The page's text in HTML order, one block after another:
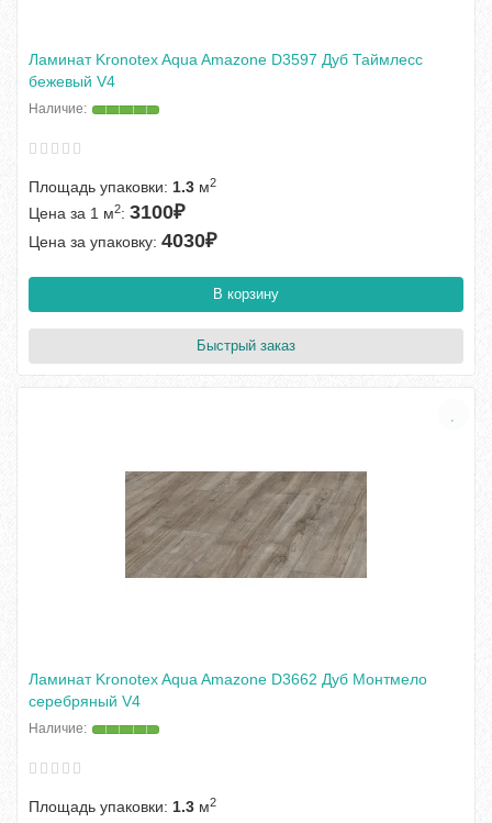
Ламинат Kronotex Aqua Amazone D3597 Дуб Таймлесс
бежевый V4
Площадь упаковки: 1.3 м2
Цена за 1 м2: 3100₽
Цена за упаковку: 4030₽
В корзину
Быстрый заказ
Ламинат Kronotex Aqua Amazone D3662 Дуб Монтмело
серебряный V4
Площадь упаковки: 1.3 м2